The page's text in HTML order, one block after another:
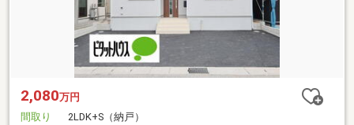
2,080万円
間取り
2LDK+S（納戸）